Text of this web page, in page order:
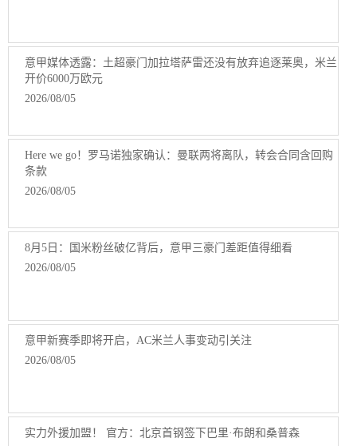
意甲媒体透露：土超豪门加拉塔萨雷还没有放弃追逐莱奥，米兰
开价6000万欧元
2026/08/05
Here we go！罗马诺独家确认：曼联两将离队，转会合同含回购
条款
2026/08/05
8月5日：国米粉丝破亿背后，意甲三豪门差距值得细看
2026/08/05
意甲新赛季即将开启，AC米兰人事变动引关注
2026/08/05
实力外援加盟！ 官方：北京首钢签下巴里·布朗和桑普森